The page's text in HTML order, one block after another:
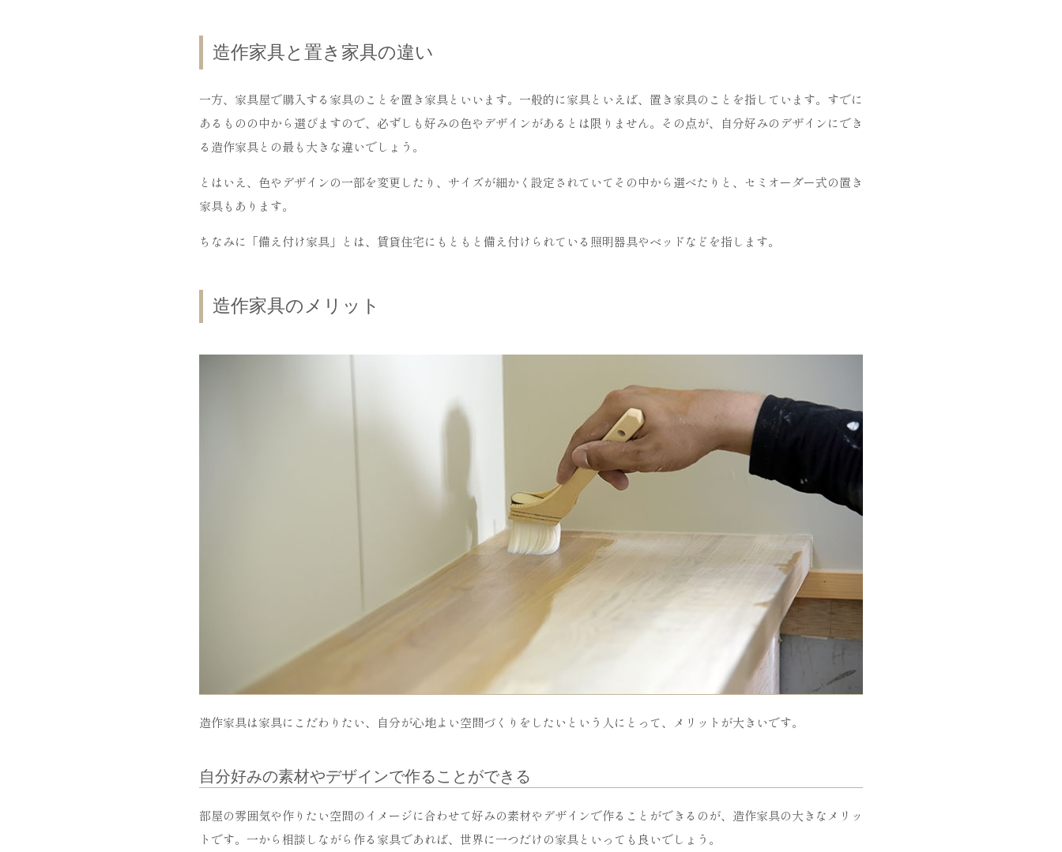
造作家具と置き家具の違い
一方、家具屋で購入する家具のことを置き家具といいます。一般的に家具といえば、置き家具のことを指しています。すでに
あるものの中から選びますので、必ずしも好みの色やデザインがあるとは限りません。その点が、自分好みのデザインにでき
る造作家具との最も大きな違いでしょう。
とはいえ、色やデザインの一部を変更したり、サイズが細かく設定されていてその中から選べたりと、セミオーダー式の置き
家具もあります。
ちなみに「備え付け家具」とは、賃貸住宅にもともと備え付けられている照明器具やベッドなどを指します。
造作家具のメリット
造作家具は家具にこだわりたい、自分が心地よい空間づくりをしたいという人にとって、メリットが大きいです。
自分好みの素材やデザインで作ることができる
部屋の雰囲気や作りたい空間のイメージに合わせて好みの素材やデザインで作ることができるのが、造作家具の大きなメリッ
トです。一から相談しながら作る家具であれば、世界に一つだけの家具といっても良いでしょう。